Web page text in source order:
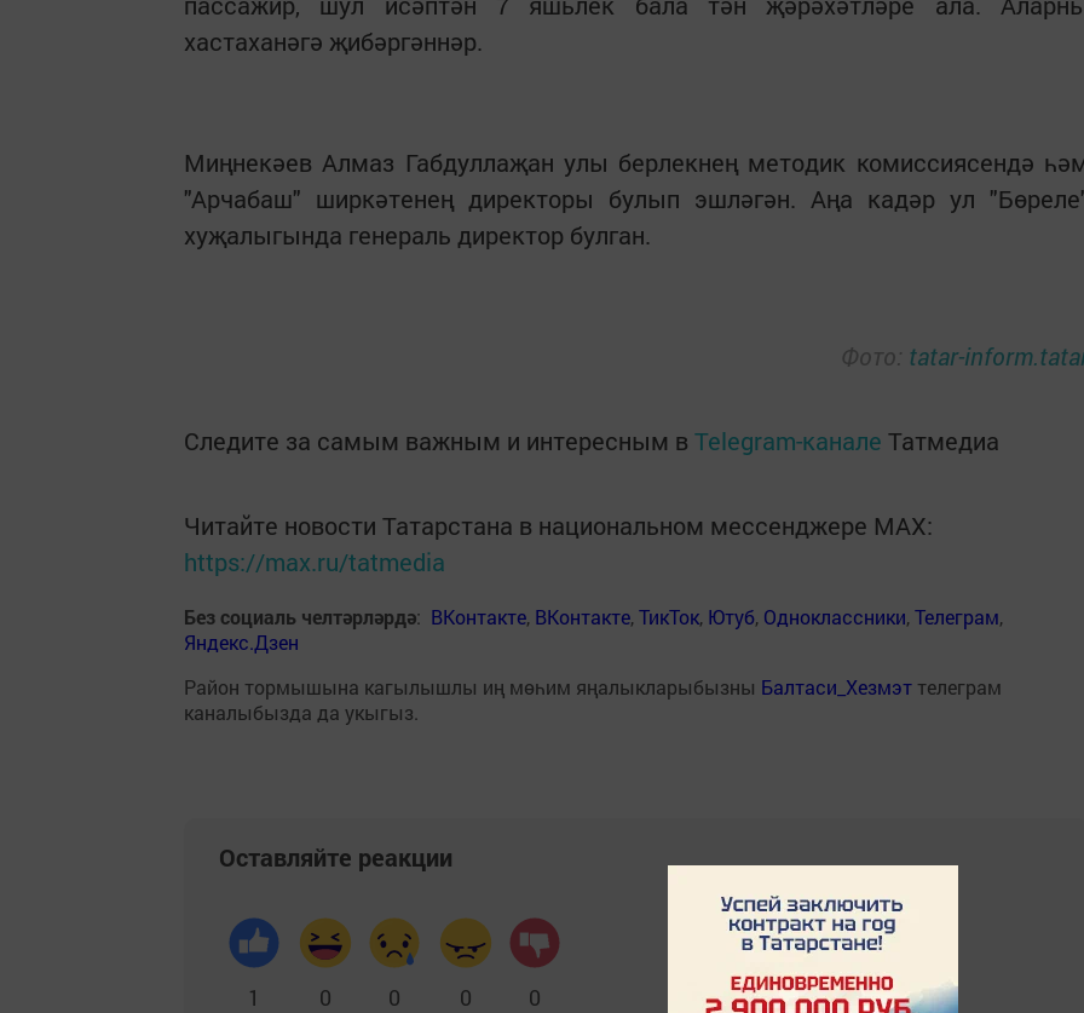
хастаханәгә җибәргәннәр.
Миңнекәев Алмаз Габдуллаҗан улы берлекнең методик комиссиясендә
"Арчабаш" ширкәтенең директоры булып эшләгән. Аңа кадәр ул
хуҗалыгында генераль директор булган.
Фото: tatar-
Следите за самым важным и интересным в Telegram-канале Татмедиа
Читайте новости Татарстана в национальном мессенджере MАХ:
https://max.ru/tatmedia
Без социаль челтәрләрдә: ВКонтакте, ВКонтакте,ТикТок, Ютуб, Одноклассники,Телеграм,
Яндекс.Дзен
Район тормышына кагылышлы иң мөһим яңалыкларыбызны Балтаси_Хезмэт телеграм
каналыбызда да укыгыз.
Оставляйте реакции
1 0 0 0 0